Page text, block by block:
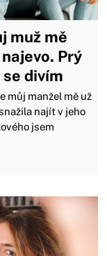
muž mě
Prý
divím
můj manžel mě už
najít v jeho
jsem